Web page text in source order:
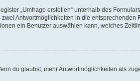
„Umfrage erstellen“ unterhalb des
Antwortmöglichkeiten in die
ein Benutzer auswählen kann, welches
du glaubst, mehr Antwortmöglichkeiten als